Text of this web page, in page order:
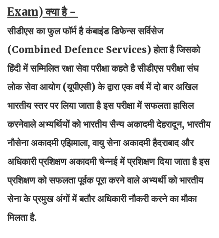
Exam) क्या है -
सीडीएस का फुल फॉर्म है कंबाइंड डिफेन्स सर्विसेज
(Combined Defence Services) होता है जिसको
हिंदी में सम्मिलित रक्षा सेवा परीक्षा कहते है सीडीएस परीक्षा संघ
लोक सेवा आयोग (यूपीएसी) के द्वारा एक वर्ष में दो बार अखिल
भारतीय स्तर पर लिया जाता है इस परीक्षा में सफलता हासिल
करनेवाले अभ्यर्थियों को भारतीय सैन्य अकादमी देहरादून, भारतीय
नौसेना अकादमी एझिमाला, वायु सेना अकादमी हैदराबाद और
अधिकारी प्रशिक्षण अकादमी चेन्नई में प्रशिक्षण दिया जाता है इस
प्रशिक्षण को सफलता पूर्वक पूरा करने वाले अभ्यर्थी को भारतीय
सेना के प्रमुख अंगों में बतौर अधिकारी नौकरी करने का मौका
मिलता है.